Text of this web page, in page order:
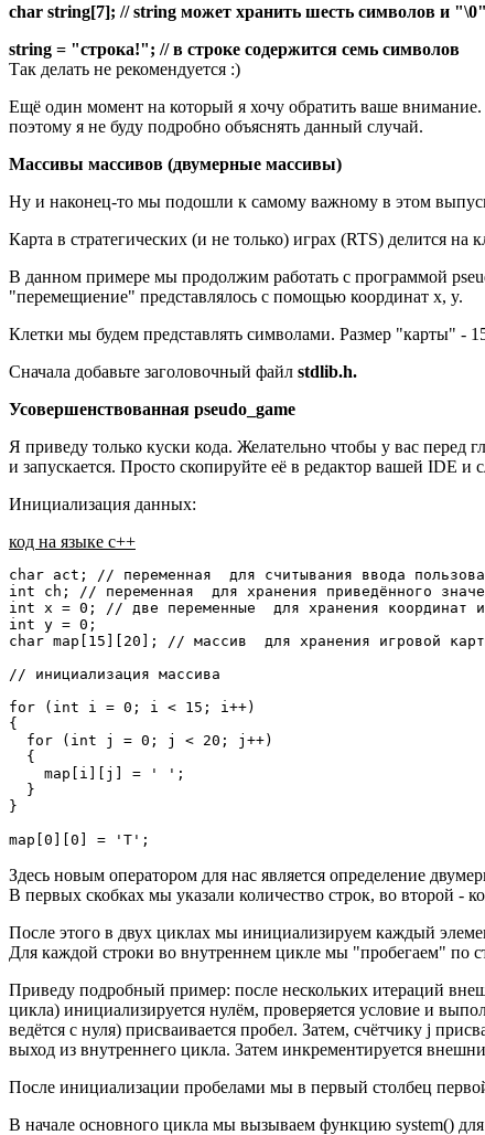
char string[7]; // string может хранить шесть символов и "\0"
string = "строка!"; // в строке содержится семь символов
Так делать не рекомендуется :)
Ещё один момент на который я хочу обратить ваше
поэтому я не буду подробно объяснять данный случай.
Массивы массивов (двумерные массивы)
Ну и наконец-то мы подошли к самому важному в этом
Карта в стратегических (и не только) играх (RTS) делится
В данном примере мы продолжим работать с программой
"перемещиение" представлялось с помощью координат x, y.
Клетки мы будем представлять символами. Размер "карты" -
Сначала добавьте заголовочный файл stdlib.h.
Усовершенствованная pseudo_game
Я приведу только куски кода. Желательно чтобы у вас
и запускается. Просто скопируйте её в редактор вашей IDE и
Инициализация данных:
код на языке c++
char act; // переменная  для считывания ввода
int ch; // переменная  для хранения приведённого
int x = 0; // две переменные  для хранения координат
int y = 0;
char map[15][20]; // массив  для хранения игровой
// инициализация массива
for (int i = 0; i < 15; i++)
{
  for (int j = 0; j < 20; j++)
  {
    map[i][j] = ' ';
  }
}
Здесь новым оператором для нас является определение
В первых скобках мы указали количество строк, во второй -
После этого в двух циклах мы инициализируем каждый
Для каждой строки во внутреннем цикле мы "пробегаем" по
Приведу подробный пример: после нескольких итераций
цикла) инициализируется нулём, проверяется условие и
ведётся с нуля) присваивается пробел. Затем, счётчику j
выход из внутреннего цикла. Затем инкрементируется
После инициализации пробелами мы в первый столбец
В начале основного цикла мы вызываем функцию system()